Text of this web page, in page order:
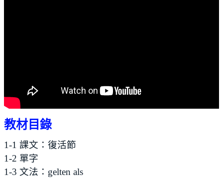
教材目錄
1-1 課文：復活節
1-2 單字
1-3 文法：gelten als